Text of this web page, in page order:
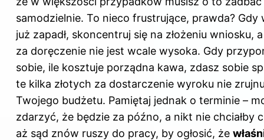
samodzielnie. To nieco frustrujące, prawda? Gdy
już zapadł, skoncentruj się na złożeniu wniosku, a
za doręczenie nie jest wcale wysoka. Gdy
sobie, ile kosztuje porządna kawa, zdasz sobie
te kilka złotych za dostarczenie wyroku nie
Twojego budżetu. Pamiętaj jednak o terminie –
zdarzyć, że będzie za późno, a nikt nie chciałby
aż sąd znów ruszy do pracy, by ogłosić, że